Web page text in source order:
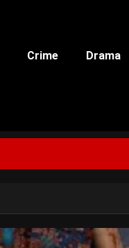
Crime Drama